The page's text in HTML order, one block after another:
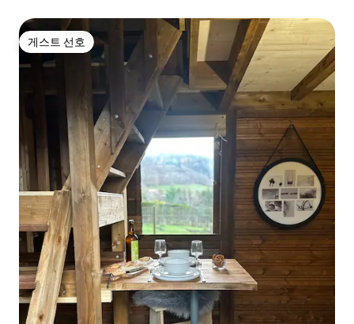
게스트 선호
게스트 선호